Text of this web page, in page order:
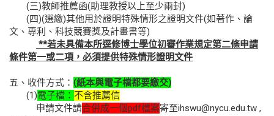
(三)教師推薦函(助理教授以上至少兩封)
(四)(選繳)其他用於證明特殊情形之證明文件(如著作、論
文、專利、科技競賽獎及計畫書等)
**若未具備本所逕修博士學位初審作業規定第二條申請
條件第一或二項，必須提供特殊情形證明文件
五、收件方式： (紙本與電子檔都要繳交)
(1)電子檔： 不含推薦信
申請文件請合併成一個pdf檔案寄至ihswu@nycu.edu.tw ,